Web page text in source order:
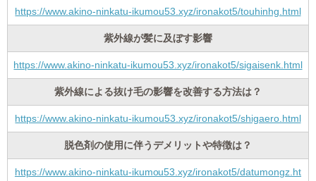
https://www.akino-ninkatu-ikumou53.xyz/ironakot5/touhinhg.html
紫外線が髪に及ぼす影響
https://www.akino-ninkatu-ikumou53.xyz/ironakot5/sigaisenk.html
紫外線による抜け毛の影響を改善する方法は？
https://www.akino-ninkatu-ikumou53.xyz/ironakot5/shigaero.html
脱色剤の使用に伴うデメリットや特徴は？
https://www.akino-ninkatu-ikumou53.xyz/ironakot5/datumongz.ht